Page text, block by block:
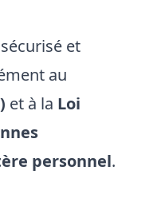
et
au
et à la Loi
personnel.